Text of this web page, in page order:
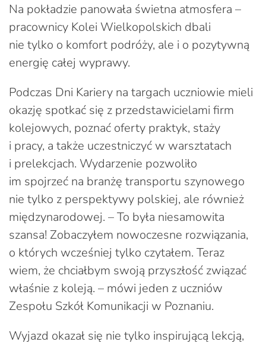
Na pokładzie panowała świetna atmosfera –
pracownicy Kolei Wielkopolskich dbali
nie tylko o komfort podróży, ale i o pozytywną
energię całej wyprawy.
Podczas Dni Kariery na targach uczniowie mieli
okazję spotkać się z przedstawicielami firm
kolejowych, poznać oferty praktyk, staży
i pracy, a także uczestniczyć w warsztatach
i prelekcjach. Wydarzenie pozwoliło
im spojrzeć na branżę transportu szynowego
nie tylko z perspektywy polskiej, ale również
międzynarodowej. – To była niesamowita
szansa! Zobaczyłem nowoczesne rozwiązania,
o których wcześniej tylko czytałem. Teraz
wiem, że chciałbym swoją przyszłość związać
właśnie z koleją. – mówi jeden z uczniów
Zespołu Szkół Komunikacji w Poznaniu.
Wyjazd okazał się nie tylko inspirującą lekcją,